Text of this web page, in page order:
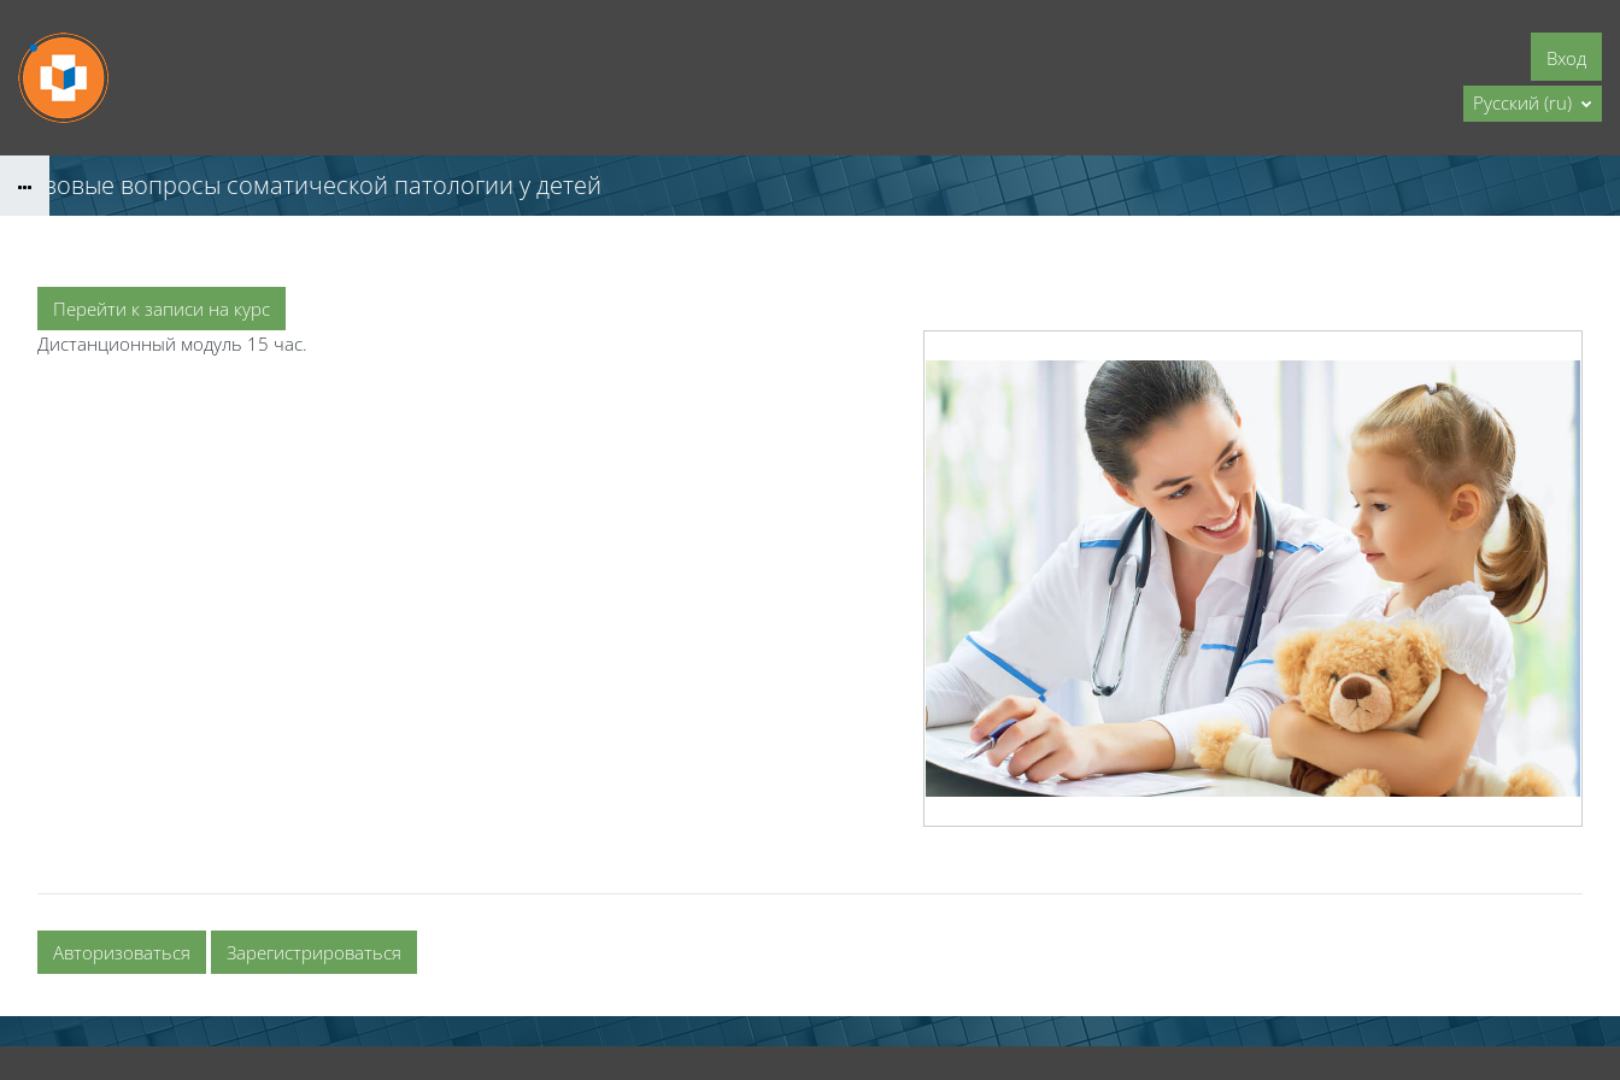
Вход
Русский ‎(ru)‎
Базовые вопросы соматической патологии у детей
Перейти к записи на курс
Дистанционный модуль 15 час.
Авторизоваться Зарегистрироваться